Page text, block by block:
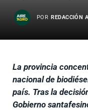
POR REDACCIÓN
La provincia
nacional de
país. Tras la
Gobierno